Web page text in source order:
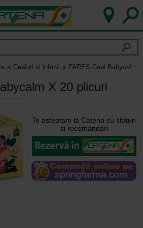
Ceaiuri si infuzii FARES Ceai Babycalm
X 20 plicuri
Te asteptam la Catena cu sfaturi
si recomandari